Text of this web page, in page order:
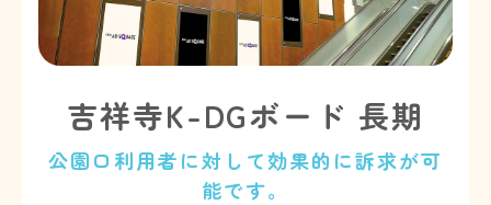
吉祥寺K-DGボード 長期
公園口利用者に対して効果的に訴求が可
能です。